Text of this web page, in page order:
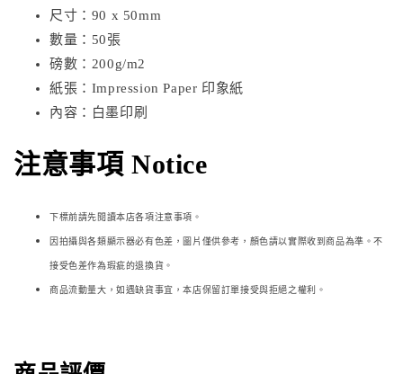
尺寸：90 x 50mm
數量：50張
磅數：200g/m2
紙張：Impression Paper 印象紙
內容：白墨印刷
注意事項 Notice
下標前請先閱讀本店各項注意事項。
因拍攝與各類顯示器必有色差，圖片僅供參考，顏色請以實際收到商品為準。不
接受色差作為瑕疵的退換貨。
商品流動量大，如遇缺貨事宜，本店保留訂單接受與拒絕之權利。